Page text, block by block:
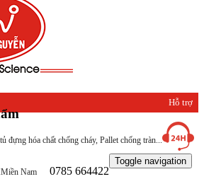
hóa chất chống cháy, Pallet chống tràn...
Hỗ trợ
khách
hàng
Miền Nam 0785 664422
Toggle navigation